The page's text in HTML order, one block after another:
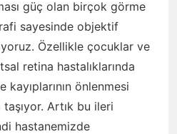
güç olan birçok görme
sayesinde objektif
Özellikle çocuklar ve
retina hastalıklarında
kayıplarının önlenmesi
taşıyor. Artık bu ileri
hastanemizde